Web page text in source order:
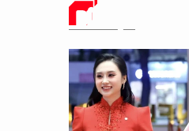
DỮ LIỆU